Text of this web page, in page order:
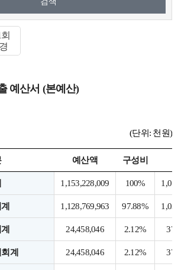
예산서 (본예산)
(단위: 천원)
예산액 구성비
1,153,228,009 100%
1,128,769,963 97.88%
24,458,046 2.12%
계 24,458,046 2.12%